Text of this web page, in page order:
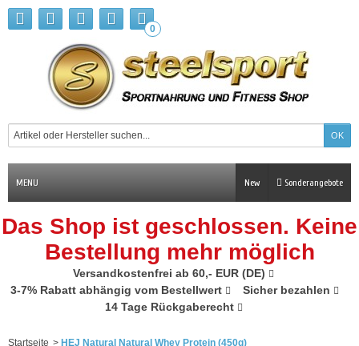
0
MENU Sonderangebote
New
Das Shop ist geschlossen. Keine
Bestellung mehr möglich
Versandkostenfrei ab 60,- EUR (DE)
3-7% Rabatt abhängig vom Bestellwert
Sicher bezahlen
14 Tage Rückgaberecht
Startseite > HEJ Natural Natural Whey Protein (450g)